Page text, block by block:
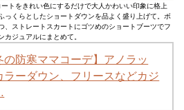
トをきれい色にするだけで大人かわいい印象に格上
っくらとしたショートダウンを品よく盛り上げて。ボ
、ストレートスカートにゴツめのショートブーツでフ
カジュアルにまとめて。
の防寒ママコーデ】アノラッ
ラーダウン、フリースなどカジ